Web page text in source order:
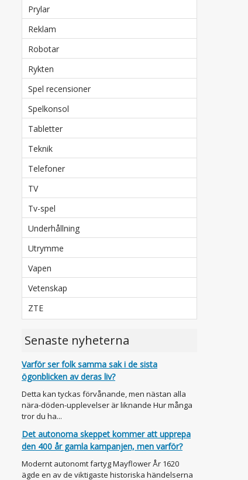
Prylar
Reklam
Robotar
Rykten
Spel recensioner
Spelkonsol
Tabletter
Teknik
Telefoner
TV
Tv-spel
Underhållning
Utrymme
Vapen
Vetenskap
ZTE
Senaste nyheterna
Varför ser folk samma sak i de sista
ögonblicken av deras liv?
Detta kan tyckas förvånande, men nästan alla
nära-döden-upplevelser är liknande Hur många
tror du ha...
Det autonoma skeppet kommer att upprepa
den 400 år gamla kampanjen, men varför?
Modernt autonomt fartyg Mayflower År 1620
ägde en av de viktigaste historiska händelserna